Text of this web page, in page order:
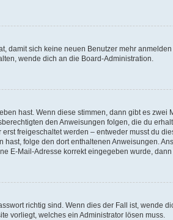
damit sich keine neuen Benutzer mehr
wende dich an die Board-Administration.
hast. Wenn diese stimmen, dann gibt es zwei
den Anweisungen folgen, die du
freigeschaltet werden – entweder musst du
folge den dort enthaltenen Anweisungen.
E-Mail-Adresse korrekt eingegeben wurde,
richtig sind. Wenn dies der Fall ist, wende
vorliegt, welches ein Administrator lösen muss.